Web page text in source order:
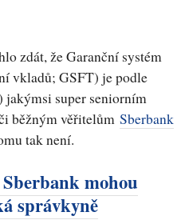
zdát, že Garanční systém
vkladů; GSFT) je podle
jakýmsi super seniorním
běžným věřitelůmSberbank
tak není.
Sberbank mohou
správkyně